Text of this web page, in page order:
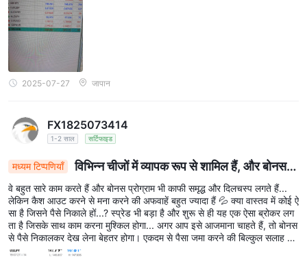
2025-07-27 जापान
FX1825073414
1-2 साल सर्टिफाइड
मध्यम टिप्पणियाँ
विभिन्न चीजों में व्यापक रूप से शामिल हैं, और बोनस
कार्यक्रम
वे बहुत सारे काम करते हैं और बोनस प्रोग्राम भी काफी समृद्ध और दिलचस्प लगते हैं...
लेकिन कैश आउट करने से मना करने की अफवाहें बहुत ज्यादा हैं 💦 क्या वास्तव में कोई ऐ
सा है जिसने पैसे निकाले हों...? स्प्रेड भी बड़ा है और शुरू से ही यह एक ऐसा ब्रोकर लग
ता है जिसके साथ काम करना मुश्किल होगा... अगर आप इसे आजमाना चाहते हैं, तो बोनस
से पैसे निकालकर देख लेना बेहतर होगा। एकदम से पैसा जमा करने की बिल्कुल सलाह न
हीं दूंगा 😅